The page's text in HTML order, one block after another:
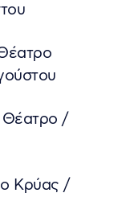
Θέατρο /
Κρύας /